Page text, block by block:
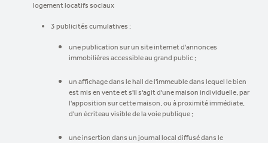
logement locatifs sociaux
3 publicités cumulatives :
une publication sur un site internet d'annonces
immobilières accessible au grand public ;
un affichage dans le hall de l'immeuble dans lequel le bien
est mis en vente et s'il s'agit d'une maison individuelle, par
l'apposition sur cette maison, ou à proximité immédiate,
d'un écriteau visible de la voie publique ;
une insertion dans un journal local diffusé dans le